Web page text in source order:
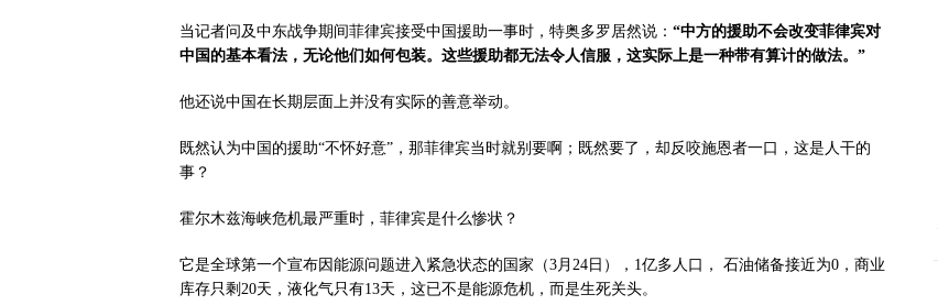
当记者问及中东战争期间菲律宾接受中国援助一事时，特奥多罗居然说： “中方的援助不会改变菲律宾对
中国的基本看法，无论他们如何包装。这些援助都无法令人信服，这实际上是一种带有算计的做法。”
他还说中国在长期层面上并没有实际的善意举动。
既然认为中国的援助“不怀好意”，那菲律宾当时就别要啊；既然要了，却反咬施恩者一口，这是人干的
事？
霍尔木兹海峡危机最严重时，菲律宾是什么惨状？
它是全球第一个宣布因能源问题进入紧急状态的国家（3月24日），1亿多人口， 石油储备接近为0，商业
库存只剩20天，液化气只有13天，这已不是能源危机，而是生死关头。